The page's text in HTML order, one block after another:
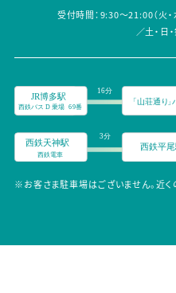
受付時間：9:30～21:00（火・
／土・日
※お客さま駐車場はございません。近